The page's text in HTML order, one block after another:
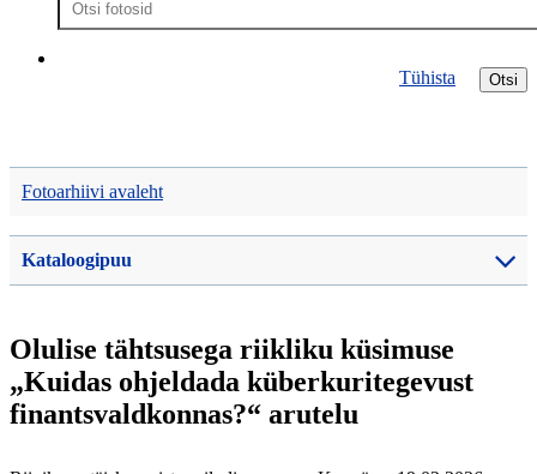
Otsi
Tühista
Fotoarhiivi avaleht
Kataloogipuu
Olulise tähtsusega riikliku küsimuse
„Kuidas ohjeldada küberkuritegevust
finantsvaldkonnas?“ arutelu